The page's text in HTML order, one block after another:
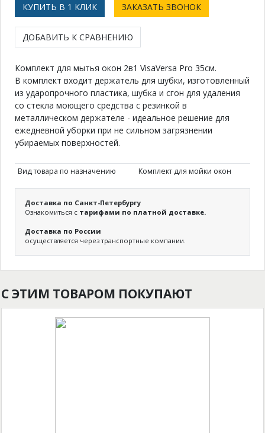
КУПИТЬ В 1 КЛИК ЗАКАЗАТЬ ЗВОНОК
ДОБАВИТЬ К СРАВНЕНИЮ
Комплект для мытья окон 2в1 VisaVersa Pro 35см.
В комплект входит держатель для шубки, изготовленный
из ударопрочного пластика, шубка и сгон для удаления
со стекла моющего средства с резинкой в
металлическом держателе - идеальное решение для
ежедневной уборки при не сильном загрязнении
убираемых поверхностей.
Вид товара по назначению Комплект для мойки окон
Доставка по Санкт-Петербургу
Ознакомиться с тарифами по платной доставке.
Доставка по России
осуществляется через транспортные компании.
С ЭТИМ ТОВАРОМ ПОКУПАЮТ